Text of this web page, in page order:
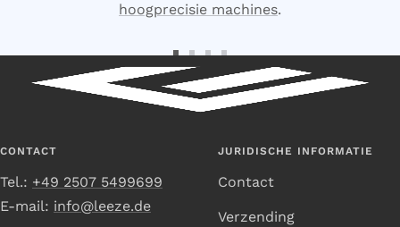
hoogprecisie machines.
Ga
naar
dia
Ga
naar
dia
naar
dia
naar
dia
CONTACT
Tel.: +49 2507 5499699
E-mail: info@leeze.de
JURIDISCHE INFORMATIE
Contact
Verzending